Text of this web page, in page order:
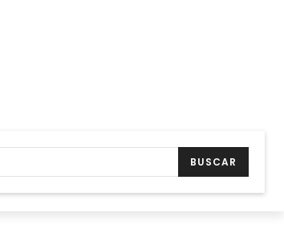
BUSCAR